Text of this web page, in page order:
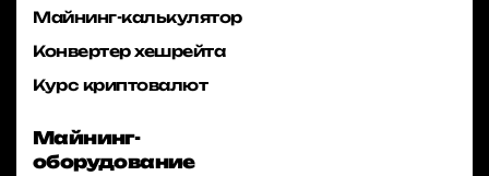
Майнинг-калькулятор
Конвертер хешрейта
Курс криптовалют
Майнинг-
оборудование